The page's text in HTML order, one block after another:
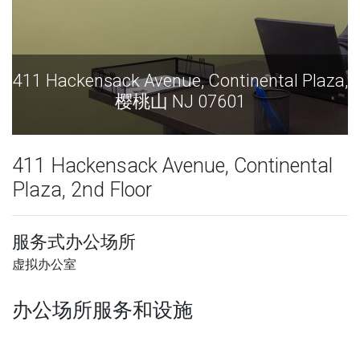
411 Hackensack Avenue, Continental Plaza,
樱桃山 NJ 07601
411 Hackensack Avenue, Continental
Plaza, 2nd Floor
服务式办公场所
虚拟办公室
办公场所服务和设施